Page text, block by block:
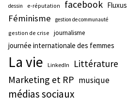
dessin e-réputation facebook Fluxus
Féminisme gestion de communauté
gestion de crise journalisme
journée internationale des femmes
La vie LinkedIn Littérature
Marketing et RP musique
médias sociaux